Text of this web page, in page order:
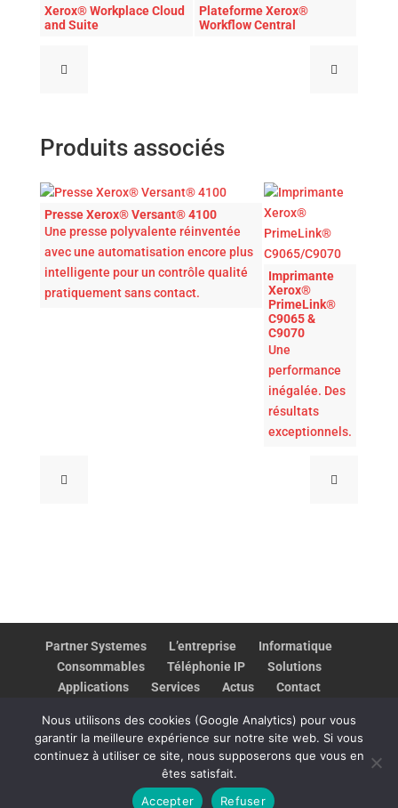
Xerox® Workplace Cloud
and Suite
Plateforme Xerox®
Workflow Central
Produits associés
Presse Xerox® Versant® 4100
Une presse polyvalente réinventée
avec une automatisation encore plus
intelligente pour un contrôle qualité
pratiquement sans contact.
Imprimante
Xerox®
PrimeLink®
C9065 &
C9070
Une
performance
inégalée. Des
résultats
exceptionnels.
Partner Systemes L’entreprise
Informatique
Consommables
Téléphonie IP
Solutions
Applications
Services Actus
Contact
Mentions Légales
BeWithYou
Nous utilisons des cookies (Google Analytics) pour vous
garantir la meilleure expérience sur notre site web. Si vous
continuez à utiliser ce site, nous supposerons que vous en
êtes satisfait.
Accepter
Refuser